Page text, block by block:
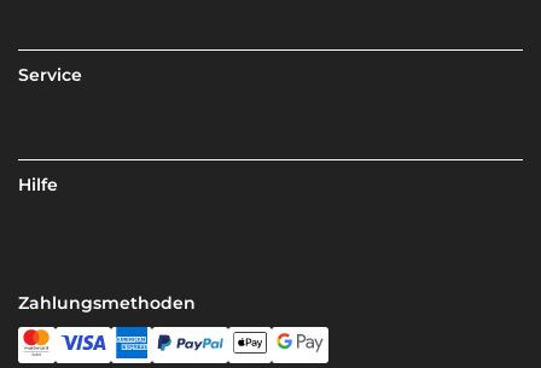
Service
Hilfe
Zahlungsmethoden